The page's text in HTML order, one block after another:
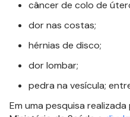
câncer de colo de
dor nas costas;
hérnias de disco;
dor lombar;
pedra na vesícula;
Em uma pesquisa